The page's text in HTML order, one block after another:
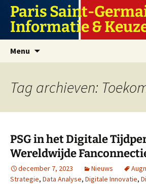
naar
inhoud
Paris Saint-
Informatie &
Menu
Tag archieven:
PSG in het Digitale
Wereldwijde
december 7, 2023 Nieuws
Strategie, Data Analyse, Digitale Innovatie,